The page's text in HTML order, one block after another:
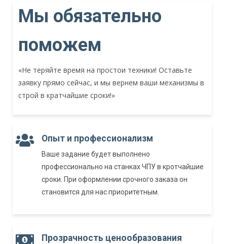
Мы обязательно
поможем
«Не теряйте время на простои техники! Оставьте
заявку прямо сейчас, и мы вернем ваши механизмы в
строй в кратчайшие сроки!»
Опыт и профессионализм
Ваше задание будет выполнено
профессионально на станках ЧПУ в кротчайшие
сроки. При оформлении срочного заказа он
становится для нас приоритетным.
Прозрачность ценообразования